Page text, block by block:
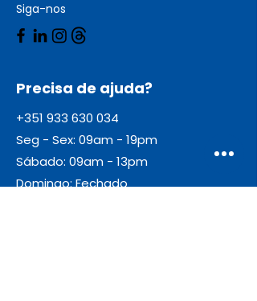
Siga-nos
Precisa de ajuda?
+351 933 630 034
Seg - Sex: 09am - 19pm
Sábado: 09am - 13pm
Domingo: Fechado